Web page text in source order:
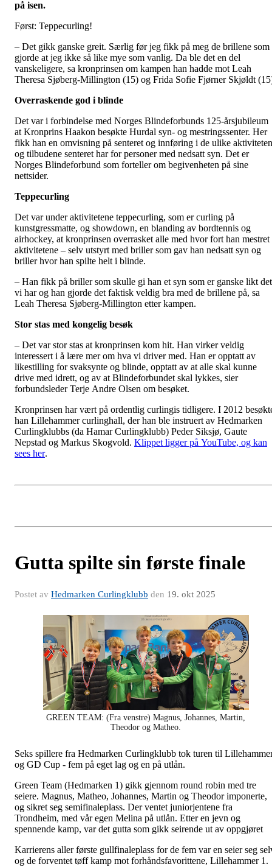
på isen.
Først: Teppecurling!
– Det gikk ganske greit. Særlig før jeg fikk på meg de brillene som
gjorde at jeg ikke så like mye som vanlig. Da ble det en del
vanskeligere, sa kronprinsen om kampen han hadde mot Leah
Theresa Sjøberg-Millington (15) og Frida Sofie Fjørner Skjøldt
Overraskende god i blinde
Det var i forbindelse med Norges Blindeforbunds 125-årsjubileum
at Kronprins Haakon besøkte Hurdal syn- og mestringssenter. Her
fikk han en omvisning på senteret og innføring i de ulike
og tilbudene senteret har for personer med nedsatt syn. Det er
Norges Blindeforbund som forteller om begivenheten på sine
nettsider.
Teppecurling
Det var under aktivitetene teppecurling, som er curling på
kunstgressmatte, og showdown, en blanding av bordtennis og
airhockey, at kronprinsen overrasket alle med hvor fort han mestret
aktivitetene – selv utstyrt med briller som gav han nedsatt syn og
briller hvor han spilte helt i blinde.
– Han fikk på briller som skulle gi han et syn som er ganske likt det
vi har og han gjorde det faktisk veldig bra med de brillene på, sa
Leah Theresa Sjøberg-Millington etter kampen.
Stor stas med kongelig besøk
– Det var stor stas at kronprinsen kom hit. Han virker veldig
interessert i å lære mer om hva vi driver med. Han er opptatt av
likestilling for svaksynte og blinde, opptatt av at alle skal kunne
drive med idrett, og av at Blindeforbundet skal lykkes, sier
forbundsleder Terje Andre Olsen om besøket.
Kronprinsen har vært på ordentlig curlingis tidligere. I 2012
han Lillehammer curlinghall, der han ble instruert av Hedmarken
Curlingklubbs (da Hamar Curlingklubb) Peder Siksjø, Gaute
Nepstad og Markus Skogvold. Klippet ligger på YouTube, og kan
sees her.
Gutta spilte sin første finale
Postet av Hedmarken Curlingklubb den 19. okt 2025
GREEN TEAM: (Fra venstre) Magnus, Johannes, Martin,
Theodor og Matheo.
Seks spillere fra Hedmarken Curlingklubb tok turen til
og GD Cup - fem på eget lag og en på utlån.
Green Team (Hedmarken 1) gikk gjennom round robin med tre
seiere. Magnus, Matheo, Johannes, Martin og Theodor imponerte,
og sikret seg semifinaleplass. Der ventet juniorjentene fra
Trondheim, med vår egen Melina på utlån. Etter en jevn og
spennende kamp, var det gutta som gikk seirende ut av oppgjøret
Karrierens aller første gullfinaleplass for de fem var en seier seg
og de forventet tøff kamp mot forhåndsfavorittene, Lillehammer 1.